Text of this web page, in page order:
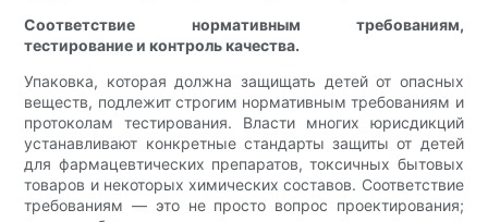
Соответствие нормативным требованиям,
тестирование и контроль качества.
Упаковка, которая должна защищать детей от опасных
веществ, подлежит строгим нормативным требованиям и
протоколам тестирования. Власти многих юрисдикций
устанавливают конкретные стандарты защиты от детей
для фармацевтических препаратов, токсичных бытовых
товаров и некоторых химических составов. Соответствие
требованиям — это не просто вопрос проектирования;